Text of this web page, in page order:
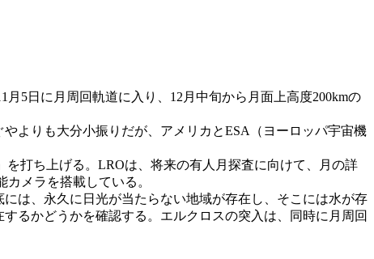
月5日に月周回軌道に入り、12月中旬から月面上高度200kmの
よりも大分小振りだが、アメリカとESA（ヨーロッパ宇宙機
を打ち上げる。LROは、将来の有人月探査に向けて、月の詳
メラを搭載している。
は、永久に日光が当たらない地域が存在し、そこには水が存
るかどうかを確認する。エルクロスの突入は、同時に月周回